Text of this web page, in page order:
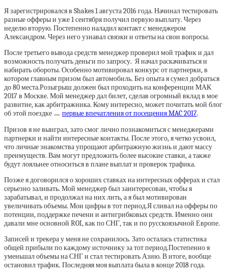
Я зарегистрировался в Shakes 1 августа 2016 года. Начинал тестировать
разные офферы и уже 1 сентября получил первую выплату. Через
неделю вторую. Постепенно наладил контакт с менеджером
Александром. Через него узнавал связки и ответы на свои вопросы.
После третьего вывода средств менеджер проверил мой трафик и дал
возможность получать деньги по запросу. Я начал раскачиваться и
набирать обороты. Особенно мотивировал конкурс от партнерки, в
котором главным призом был автомобиль. Без опыта я сумел добраться
до 80 места.Розыгрыш должен был проходить на конференции МАК
2017 в Москве. Мой менеджер дал билет, сделав огромный вклад в мое
развитие, как арбитражника. Кому интересно, может почитать мой блог
об этой поездке ㅡ первые впечатления от посещения MAC 2017.
Призов я не выиграл, зато смог лично познакомиться с менеджерами
партнерки и найти интересные контакты. После этого, я четко усвоил,
что личные знакомства упрощают арбитражную жизнь и дают массу
преимуществ. Вам могут предложить более высокие ставки, а также
будут лояльнее относиться в плане выплат и проверок трафика.
Позже я договорился о хороших ставках на интересных офферах и стал
серьезно заливать. Мой менеджер был заинтересован, чтобы я
зарабатывал, и продолжал на них лить, а я был мотивирован
увеличивать объемы. Мои цифры в тот период.Я сливал на офферы по
потенции, поддержке печени и антигрибковых средств. Именно они
давали мне основной ROI, как по СНГ, так и по русскоязычной Европе.
Записей и трекера у меня не сохранилось. Зато осталась статистика
общей прибыли по каждому источнику за тот период.Постепенно я
уменьшал объемы на СНГ и стал тестировать Азию. В итоге, вообще
остановил трафик. Последняя моя выплата была в конце 2018 года.